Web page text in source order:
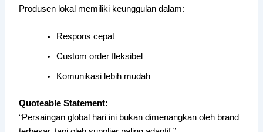
Produsen lokal memiliki keunggulan dalam:
Respons cepat
Custom order fleksibel
Komunikasi lebih mudah
Quoteable Statement:
“Persaingan global hari ini bukan dimenangkan oleh brand